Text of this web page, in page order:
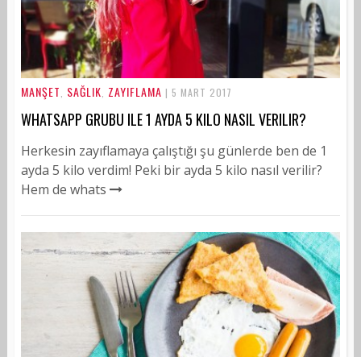
MANŞET SAĞLIK ZAYIFLAMA | 5 MART 2017
WHATSAPP GRUBU ILE 1 AYDA 5 KILO NASIL VERILIR?
Herkesin zayıflamaya çalıştığı şu günlerde ben de 1
ayda 5 kilo verdim! Peki bir ayda 5 kilo nasıl verilir?
Hem de whats